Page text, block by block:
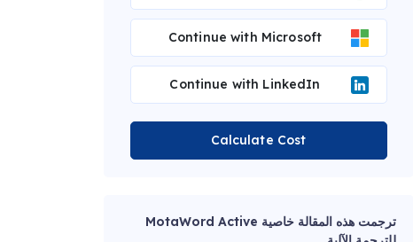
Continue with Microsoft
Continue with LinkedIn
Calculate Cost
ترجمت هذه المقالة خاصية MotaWord Active